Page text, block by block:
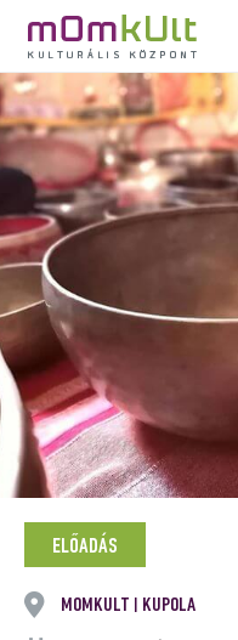
ELŐADÁS
MOMKULT KUPOLA